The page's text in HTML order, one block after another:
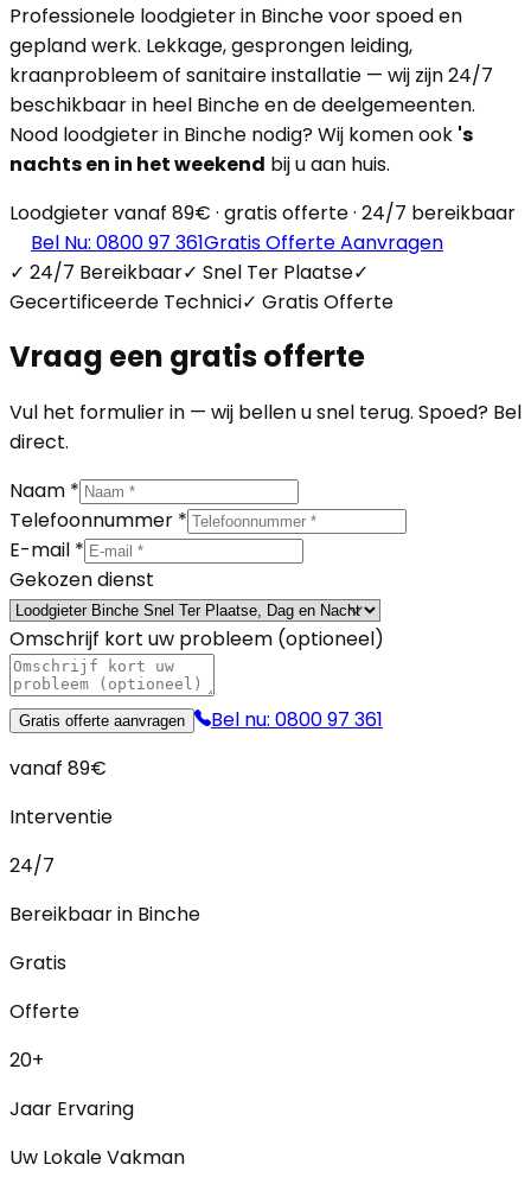
Professionele loodgieter in Binche voor spoed en
gepland werk. Lekkage, gesprongen leiding,
kraanprobleem of sanitaire installatie — wij zijn 24/7
beschikbaar in heel Binche en de deelgemeenten.
Nood loodgieter in Binche nodig? Wij komen ook 's
nachts en in het weekend bij u aan huis.
Loodgieter vanaf 89€ · gratis offerte · 24/7 bereikbaar
Bel Nu: 0800 97 361Gratis Offerte Aanvragen
✓ 24/7 Bereikbaar✓ Snel Ter Plaatse✓
Gecertificeerde Technici✓ Gratis Offerte
Vraag een gratis offerte
Vul het formulier in — wij bellen u snel terug. Spoed? Bel
direct.
Naam *
Telefoonnummer *
E-mail *
Gekozen dienst
Omschrijf kort uw probleem (optioneel)
Gratis offerte aanvragen
Bel nu: 0800 97 361
vanaf 89€
Interventie
24/7
Bereikbaar in Binche
Gratis
Offerte
20+
Jaar Ervaring
Uw Lokale Vakman